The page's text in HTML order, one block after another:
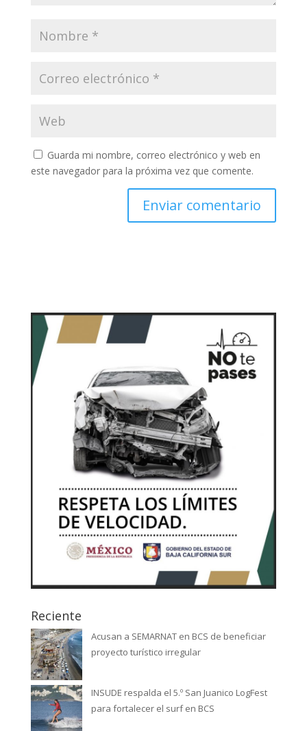
Guarda mi nombre, correo electrónico y web en
este navegador para la próxima vez que comente.
Reciente
Acusan a SEMARNAT en BCS de beneficiar
proyecto turístico irregular
INSUDE respalda el 5.º San Juanico LogFest
para fortalecer el surf en BCS